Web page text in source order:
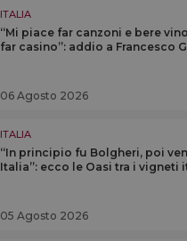
ITALIA
“Mi piace far canzoni e bere
far casino”: addio a Francesco
06 Agosto 2026
ITALIA
“In principio fu Bolgheri, poi
Italia”: ecco le Oasi tra i vigneti
05 Agosto 2026